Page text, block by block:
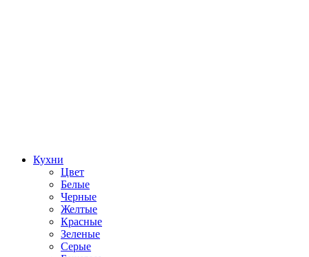
Кухни
Цвет
Белые
Черные
Желтые
Красные
Зеленые
Серые